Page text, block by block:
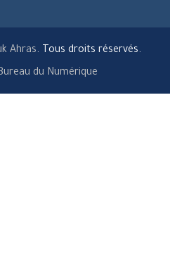
Ahras. Tous droits réservés.
du Numérique